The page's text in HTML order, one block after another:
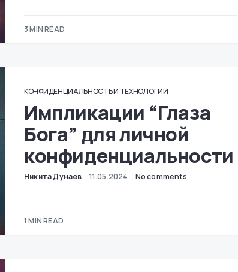
3 MIN READ
КОНФИДЕНЦИАЛЬНОСТЬ И ТЕХНОЛОГИИ
Импликации “Глаза
Бога” для личной
конфиденциальности
Никита Дунаев 11.05.2024 No comments
1 MIN READ